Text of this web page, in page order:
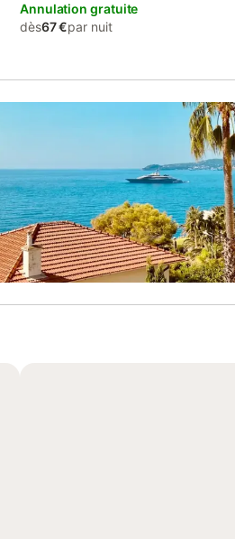
Annulation gratuite
dès67 €par nuit